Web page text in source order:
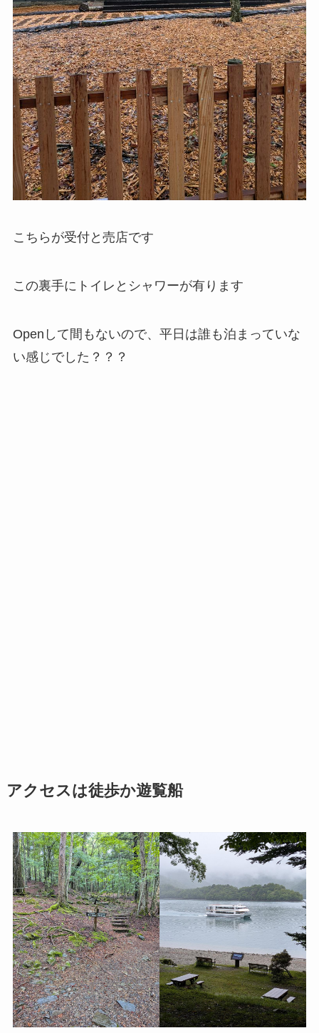
こちらが受付と売店です
この裏手にトイレとシャワーが有ります
Openして間もないので、平日は誰も泊まっていな
い感じでした？？？
アクセスは徒歩か遊覧船